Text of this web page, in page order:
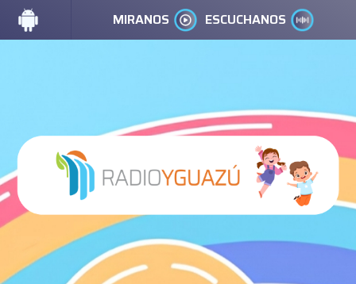
MIRANOS ESCUCHANOS